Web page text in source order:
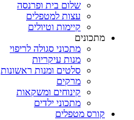
שלום בית ופרנסה
עצות למטפלים
קיימות וטיולים
מתכונים
מתכוני סגולה לריפוי
מנות עיקריות
סלטים ומנות ראשונות
מרקים
קינוחים ומשקאות
מתכוני ילדים
קורס מטפלים